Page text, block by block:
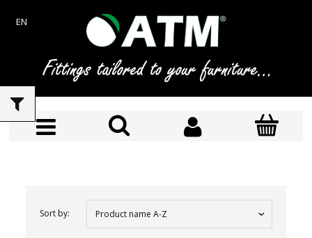
EN
Sort by: Product name A-Z